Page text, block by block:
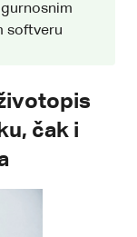
softveru
čak i